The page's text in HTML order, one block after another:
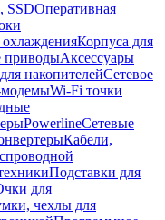
SSDОперативная
Корпуса для
приводыАксессуары
накопителейСетевое
Wi-Fi точки
PowerlineСетевые
Кабели,
Подставки для
для
чехлы для